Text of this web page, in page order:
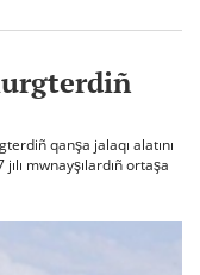
qanşa jalaqı alatını
mwnayşılardıñ ortaşa